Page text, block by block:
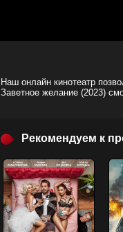
Наш онлайн кинотеатр
Заветное желание (2023)
Рекомендуем к